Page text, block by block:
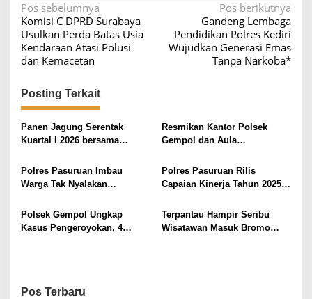
N
a
v
i
g
a
s
i
o
Pos sebelumnya
Komisi C DPRD Surabaya
Usulkan Perda Batas Usia
Kendaraan Atasi Polusi
dan Kemacetan
Pos berikutnya
Gandeng Lembaga
Pendidikan Polres Kediri
Wujudkan Generasi Emas
Tanpa Narkoba*
Posting Terkait
Panen Jagung Serentak
Kuartal I 2026 bersama
Tegaskan Komitmen
Ketahanan Pangan
Resmikan Kantor Polsek
Gempol dan Aula
Polsek Penting Dalam
Pelayanan Masyarakat
Polres Pasuruan Imbau
Warga Tak Nyalakan
Euforia Berlebihan di Malam
Tahun Baru
Polres Pasuruan Rilis
Capaian Kinerja Tahun 2025,
Naik
Polsek Gempol Ungkap
Kasus Pengeroyokan, 4
Terpantau Hampir Seribu
Wisatawan Masuk Bromo
Pos Terbaru